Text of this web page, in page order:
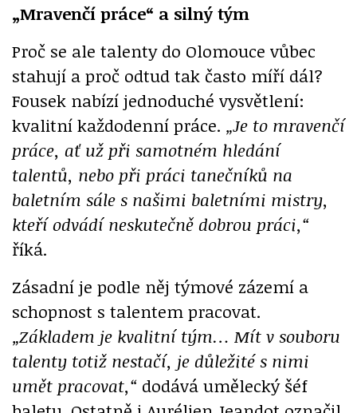
„Mravenčí práce“ a silný tým
Proč se ale talenty do Olomouce vůbec
stahují a proč odtud tak často míří dál?
Fousek nabízí jednoduché vysvětlení:
kvalitní každodenní práce. „Je to mravenčí
práce, ať už při samotném hledání
talentů, nebo při práci tanečníků na
baletním sále s našimi baletními mistry,
kteří odvádí neskutečně dobrou práci,“
říká.
Zásadní je podle něj týmové zázemí a
schopnost s talentem pracovat.
„Základem je kvalitní tým… Mít v souboru
talenty totiž nestačí, je důležité s nimi
umět pracovat,“ dodává umělecký šéf